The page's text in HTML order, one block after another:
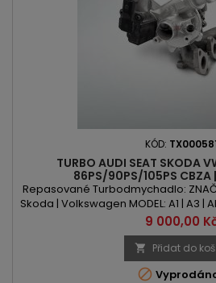
KÓD:
TURBO AUDI SEAT SKODA
86PS/90PS/105PS CBZA
Repasované Turbodmychadlo:
Skoda | Volkswagen MODEL: A1 | A3 |
| Fabia | Octavia | Rapid | Roomster |
Jetta | Polo | Touran KÓD MOTORU:
1197ccm 1.2 TSI/TFSIVÝKON:
105PS/77kW ROK
Cena
9 000,00
 Přidat do
